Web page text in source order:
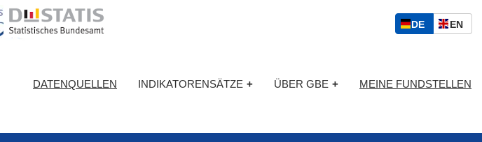
S
p
c
DED
S
ENE
I
H
DATENQUELLEN INDIKATORENSÄTZE + ÜBER GBE + MEINE FUNDSTELLEN